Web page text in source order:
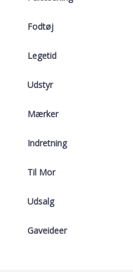
Fodtøj
Legetid
Udstyr
Mærker
Indretning
Til Mor
Udsalg
Gaveideer